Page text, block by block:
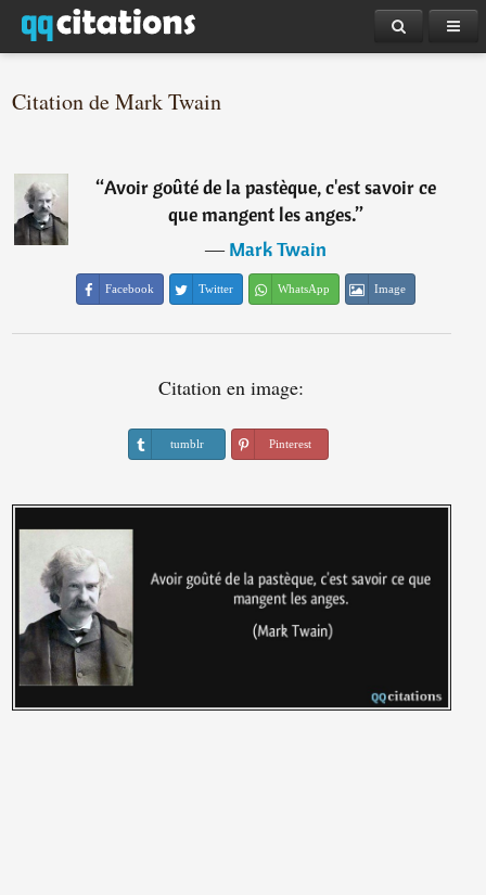
Citation de Mark Twain
“Avoir goûté de la pastèque, c'est savoir ce
que mangent les anges.”
―Mark Twain
Facebook Twitter WhatsApp Image
Citation en image:
tumblr Pinterest